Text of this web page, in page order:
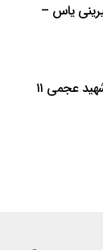
یاس –